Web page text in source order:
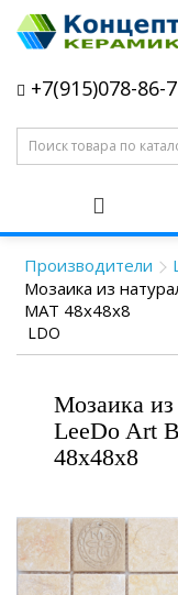
+7(915)078-86-
Производители
Мозаика из
MAT 48x48x8
LDO
Мозаика из
LeeDo Art
48x48x8